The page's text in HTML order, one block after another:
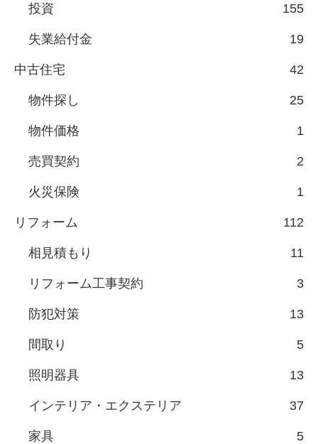
投資 155
失業給付金 19
中古住宅 42
物件探し 25
物件価格 1
売買契約 2
火災保険 1
リフォーム 112
相見積もり 11
リフォーム工事契約 3
防犯対策 13
間取り 5
照明器具 13
インテリア・エクステリア 37
家具 5